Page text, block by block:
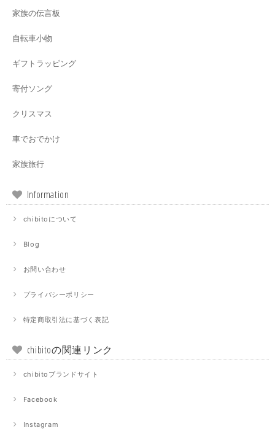
家族の伝言板
自転車小物
ギフトラッピング
寄付ソング
クリスマス
車でおでかけ
家族旅行
Information
chibitoについて
Blog
お問い合わせ
プライバシーポリシー
特定商取引法に基づく表記
chibitoの関連リンク
chibitoブランドサイト
Facebook
Instagram